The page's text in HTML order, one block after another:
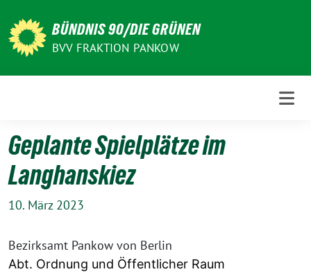
zum
Inhalt
BÜNDNIS 90/DIE GRÜNEN
BVV FRAKTION PANKOW
Geplante Spielplätze im
Langhanskiez
10. März 2023
Bezirksamt Pankow von Berlin
Abt. Ordnung und Öffentlicher Raum